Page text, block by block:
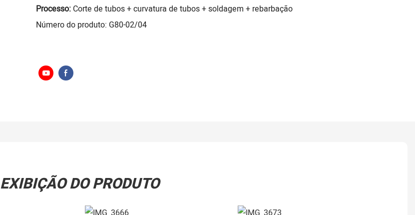
Processo: Corte de tubos + curvatura de tubos + soldagem + rebarbação
Número do produto: G80-02/04
EXIBIÇÃO DO PRODUTO